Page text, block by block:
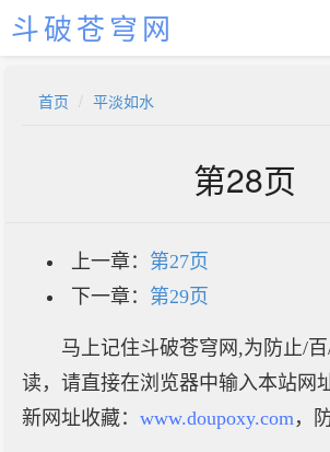
斗破苍穹网
首页 平淡如水
第28页
上一章： 第27页
下一章： 第29页
马上记住斗破苍穹网,为防止/
读，请直接在浏览器中输入本站网
新网址收藏： www.doupoxy.com，